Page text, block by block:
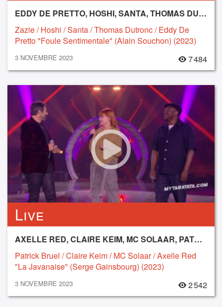
EDDY DE PRETTO, HOSHI, SANTA, THOMAS DUTRONC, ZAZIE
Zazie / Hoshi / Santa / Thomas Dutronc / Eddy De
Pretto "Foule Sentimentale" (Alain Souchon) (2023)
3 NOVEMBRE 2023 7 484
Live
AXELLE RED, CLAIRE KEIM, MC SOLAAR, PATRICK BRUEL
Patrick Bruel / Claire Keim / MC Solaar / Axelle Red
"La Javanaise" (Serge Gainsbourg) (2023)
3 NOVEMBRE 2023 2 542